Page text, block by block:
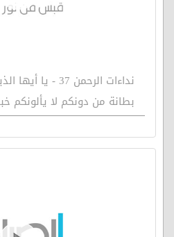
نداءات الرحمن 37 -
بطانة من دونكم لا يألونكم